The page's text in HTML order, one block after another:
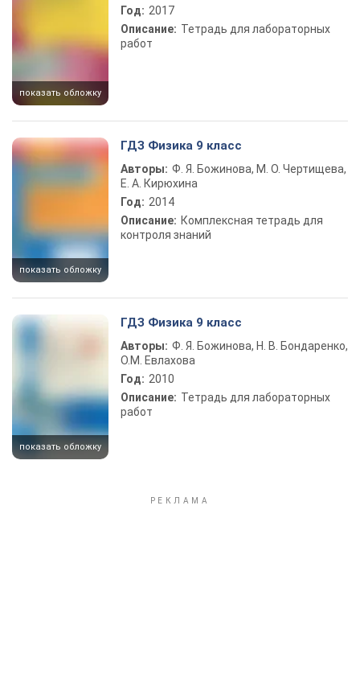
показать обложку
Год: 2017
Описание: Тетрадь для лабораторных
работ
показать обложку
ГДЗ Физика 9 класс
Авторы: Ф. Я. Божинова, М. О. Чертищева,
Е. А. Кирюхина
Год: 2014
Описание: Комплексная тетрадь для
контроля знаний
показать обложку
ГДЗ Физика 9 класс
Авторы: Ф. Я. Божинова, Н. В. Бондаренко,
О.М. Евлахова
Год: 2010
Описание: Тетрадь для лабораторных
работ